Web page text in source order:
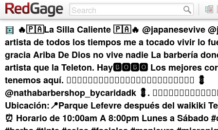
🔥🇵🇦La Silla Caliente 🇵🇦🔥 @japanesevive
artista de todos los tiempos me a tocado vivir lo
gracia Ariba De Dios no vive nadie La barbería
artista que la Teleton. Hay🅱️🅾️🅱️🅾️ Los mejores
tenemos aquí. 👇🏼👇🏼👇🏼👇🏼👇🏼👇🏼👇🏼👇🏼👇🏼👇🏼👇🏼👇🏼 💈
@nathabarbershop_bycaridadk 💈.
Ubicación:📍Parque Lefevre después del waikiki
⏰ Horario de 10:00am A 8:00pm Lunes a Sábado